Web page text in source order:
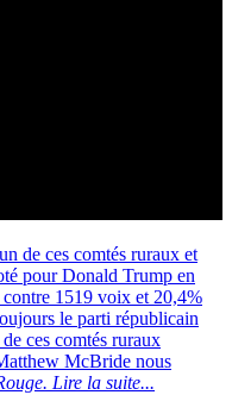
de ces comtés ruraux et
pour Donald Trump en
1519 voix et 20,4%
le parti républicain
ces comtés ruraux
McBride nous
Lire la suite...